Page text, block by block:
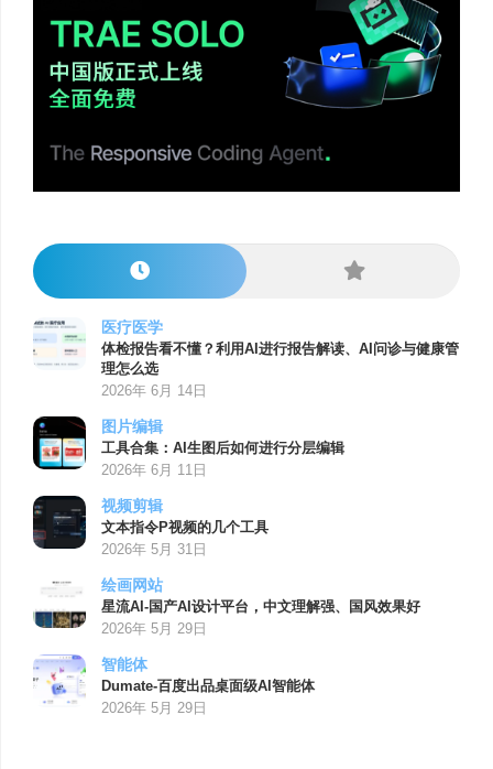
医疗医学
体检报告看不懂？利用AI进行报告解读、AI问诊与健康管
理怎么选
2026年 6月 14日
图片编辑
工具合集：AI生图后如何进行分层编辑
2026年 6月 11日
视频剪辑
文本指令P视频的几个工具
2026年 5月 31日
绘画网站
星流AI-国产AI设计平台，中文理解强、国风效果好
2026年 5月 29日
智能体
Dumate-百度出品桌面级AI智能体
2026年 5月 29日